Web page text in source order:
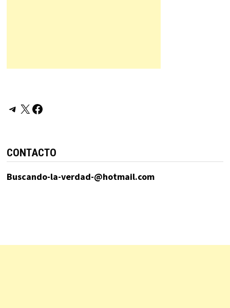
Telegram
X Facebook
CONTACTO
Buscando-la-verdad-@hotmail.com